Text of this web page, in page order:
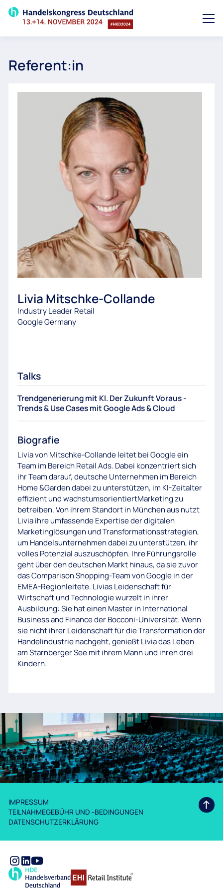
Referent:in
Livia Mitschke-Collande
Industry Leader Retail
Google Germany
Talks
Trendgenerierung mit KI. Der Zukunft Voraus -
Trends & Use Cases mit Google Ads & Cloud
Biografie
Livia von Mitschke-Collande leitet bei Google ein
Team im Bereich Retail Ads. Dabei konzentriert sich
ihr Team darauf, deutsche Unternehmen im Bereich
Home &Garden dabei zu unterstützen, im KI-Zeitalter
effizient und wachstumsorientiertMarketing zu
betreiben. Von ihrem Standort in München aus nutzt
Livia ihre umfassende Expertise der digitalen
Marketinglösungen und Transformationsstrategien,
um Handelsunternehmen dabei zu unterstützen, ihr
volles Potenzial auszuschöpfen. Ihre Führungsrolle
geht über den deutschen Markt hinaus, da sie zuvor
das Comparison Shopping-Team von Google in der
EMEA-Regionleitete. Livias Leidenschaft für
Wirtschaft und Technologie wurzelt in ihrer
Ausbildung: Sie hat einen Master in International
Business and Finance der Bocconi-Universität. Wenn
sie nicht ihrer Leidenschaft für die Transformation der
Handelindustrie nachgeht, genießt Livia das Leben
am Starnberger See mit ihrem Mann und ihren drei
Kindern.
IMPRESSUM
TEILNAHMEGEBÜHR UND -BEDINGUNGEN
DATENSCHUTZERKLÄRUNG